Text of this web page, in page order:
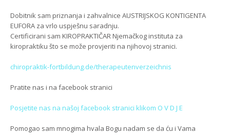
Dobitnik sam priznanja i zahvalnice AUSTRIJSKOG KONTIGENTA
EUFORA za vrlo uspješnu saradnju.
Certificirani sam KIROPRAKTIČAR Njemačkog instituta za
kiropraktiku što se može provjeriti na njihovoj stranici.
chiropraktik-fortbildung.de/therapeutenverzeichnis
Pratite nas i na facebook stranici
Posjetite nas na našoj facebook stranici klikom O V D J E
Pomogao sam mnogima hvala Bogu nadam se da ću i Vama